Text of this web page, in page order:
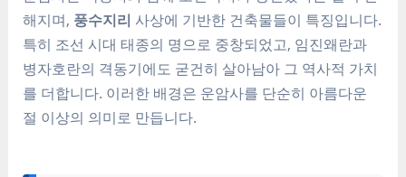
해지며, 풍수지리 사상에 기반한 건축물들이 특징입니다.
특히 조선 시대 태종의 명으로 중창되었고, 임진왜란과
병자호란의 격동기에도 굳건히 살아남아 그 역사적 가치
를 더합니다. 이러한 배경은 운암사를 단순히 아름다운
절 이상의 의미로 만듭니다.